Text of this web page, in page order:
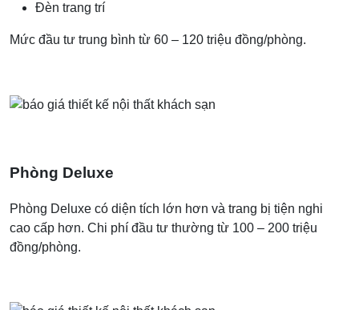
Đèn trang trí
Mức đầu tư trung bình từ 60 – 120 triệu đồng/phòng.
Phòng Deluxe
Phòng Deluxe có diện tích lớn hơn và trang bị tiện nghi
cao cấp hơn. Chi phí đầu tư thường từ 100 – 200 triệu
đồng/phòng.